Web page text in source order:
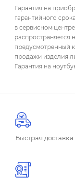
Гарантия на
гарантийного
в сервисном
распространяется
предусмотренный
продажи изделия
Гарантия на
Быстрая доставка